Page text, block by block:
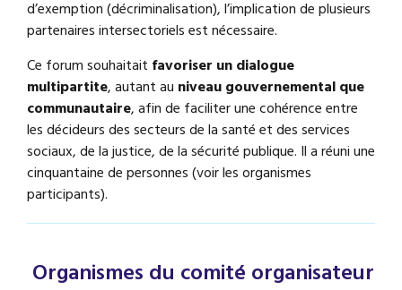
d’exemption (décriminalisation), l’implication de plusieurs
partenaires intersectoriels est nécessaire.
Ce forum souhaitait favoriser un dialogue
multipartite, autant au niveau gouvernemental que
communautaire, afin de faciliter une cohérence entre
les décideurs des secteurs de la santé et des services
sociaux, de la justice, de la sécurité publique. Il a réuni une
cinquantaine de personnes (voir les organismes
participants).
Organismes du comité organisateur